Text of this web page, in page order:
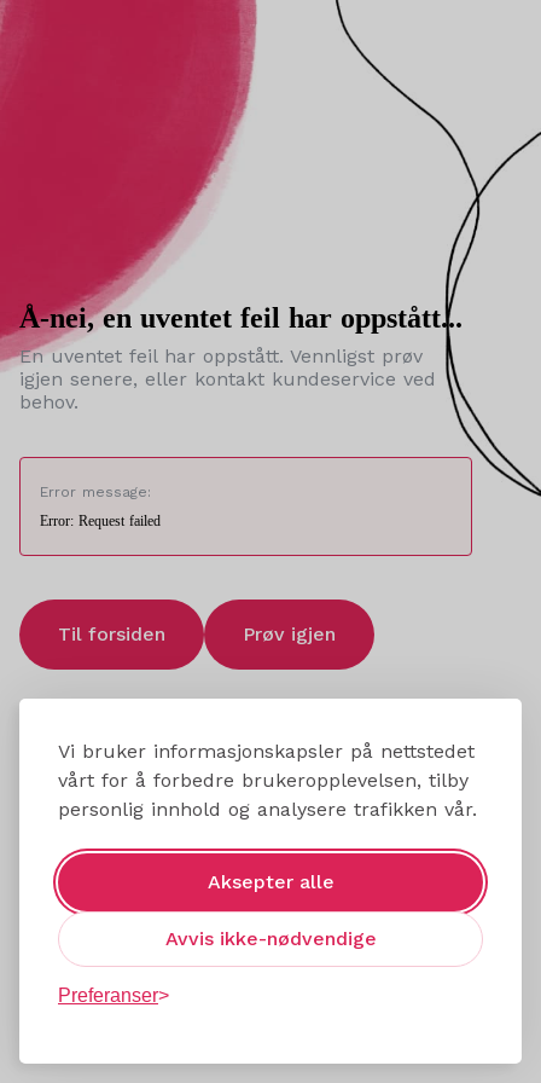
Vi bruker informasjonskapsler på nettstedet
vårt for å forbedre brukeropplevelsen, tilby
personlig innhold og analysere trafikken vår.
Aksepter alle
Avvis ikke-nødvendige
Preferanser
Å-nei, en uventet feil har oppstått...
En uventet feil har oppstått. Vennligst prøv
igjen senere, eller kontakt kundeservice ved
behov.
Error message:
Error: Request failed
Til forsiden Prøv igjen